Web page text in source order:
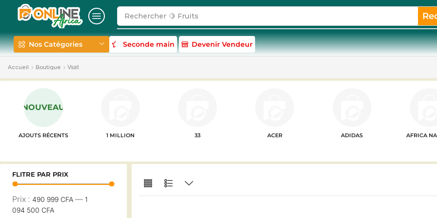
Rechercher 🍋 Fruits
Nos Catégories Seconde main Devenir Vendeur
Accueil Boutique Vsat
NOUVEAU
AJOUTS RÉCENTS 1 MILLION 33 ACER ADIDAS AFRICA
FLITRE PAR PRIX
Prix : 490 999 CFA — 1
094 500 CFA